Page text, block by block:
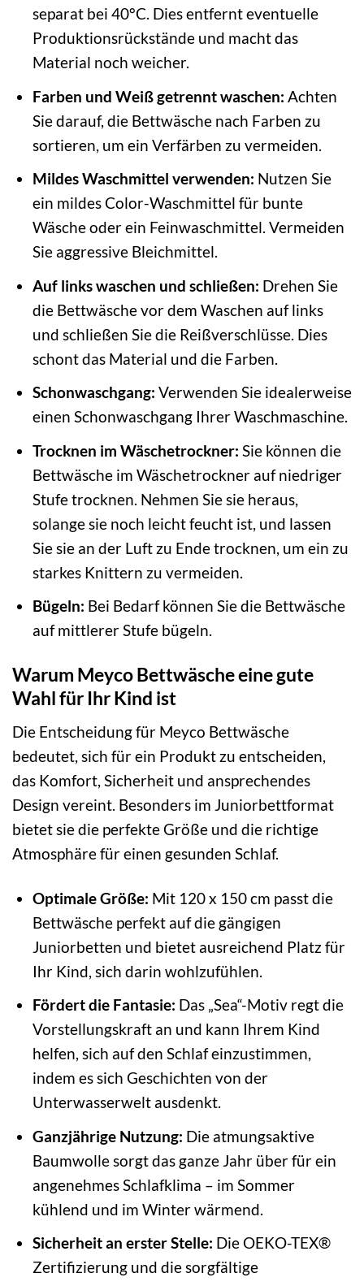
separat bei 40°C. Dies entfernt eventuelle
Produktionsrückstände und macht das
Material noch weicher.
Farben und Weiß getrennt waschen: Achten
Sie darauf, die Bettwäsche nach Farben zu
sortieren, um ein Verfärben zu vermeiden.
Mildes Waschmittel verwenden: Nutzen Sie
ein mildes Color-Waschmittel für bunte
Wäsche oder ein Feinwaschmittel. Vermeiden
Sie aggressive Bleichmittel.
Auf links waschen und schließen: Drehen Sie
die Bettwäsche vor dem Waschen auf links
und schließen Sie die Reißverschlüsse. Dies
schont das Material und die Farben.
Schonwaschgang: Verwenden Sie idealerweise
einen Schonwaschgang Ihrer Waschmaschine.
Trocknen im Wäschetrockner: Sie können die
Bettwäsche im Wäschetrockner auf niedriger
Stufe trocknen. Nehmen Sie sie heraus,
solange sie noch leicht feucht ist, und lassen
Sie sie an der Luft zu Ende trocknen, um ein zu
starkes Knittern zu vermeiden.
Bügeln: Bei Bedarf können Sie die Bettwäsche
auf mittlerer Stufe bügeln.
Warum Meyco Bettwäsche eine gute
Wahl für Ihr Kind ist
Die Entscheidung für Meyco Bettwäsche
bedeutet, sich für ein Produkt zu entscheiden,
das Komfort, Sicherheit und ansprechendes
Design vereint. Besonders im Juniorbettformat
bietet sie die perfekte Größe und die richtige
Atmosphäre für einen gesunden Schlaf.
Optimale Größe: Mit 120 x 150 cm passt die
Bettwäsche perfekt auf die gängigen
Juniorbetten und bietet ausreichend Platz für
Ihr Kind, sich darin wohlzufühlen.
Fördert die Fantasie: Das „Sea“-Motiv regt die
Vorstellungskraft an und kann Ihrem Kind
helfen, sich auf den Schlaf einzustimmen,
indem es sich Geschichten von der
Unterwasserwelt ausdenkt.
Ganzjährige Nutzung: Die atmungsaktive
Baumwolle sorgt das ganze Jahr über für ein
angenehmes Schlafklima – im Sommer
kühlend und im Winter wärmend.
Sicherheit an erster Stelle: Die OEKO-TEX®
Zertifizierung und die sorgfältige